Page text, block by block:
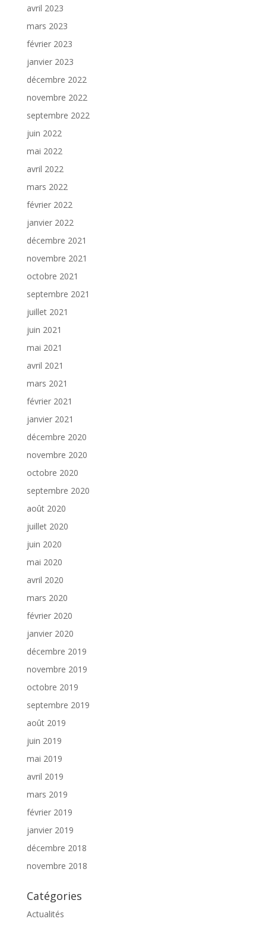
avril 2023
mars 2023
février 2023
janvier 2023
décembre 2022
novembre 2022
septembre 2022
juin 2022
mai 2022
avril 2022
mars 2022
février 2022
janvier 2022
décembre 2021
novembre 2021
octobre 2021
septembre 2021
juillet 2021
juin 2021
mai 2021
avril 2021
mars 2021
février 2021
janvier 2021
décembre 2020
novembre 2020
octobre 2020
septembre 2020
août 2020
juillet 2020
juin 2020
mai 2020
avril 2020
mars 2020
février 2020
janvier 2020
décembre 2019
novembre 2019
octobre 2019
septembre 2019
août 2019
juin 2019
mai 2019
avril 2019
mars 2019
février 2019
janvier 2019
décembre 2018
novembre 2018
Catégories
Actualités